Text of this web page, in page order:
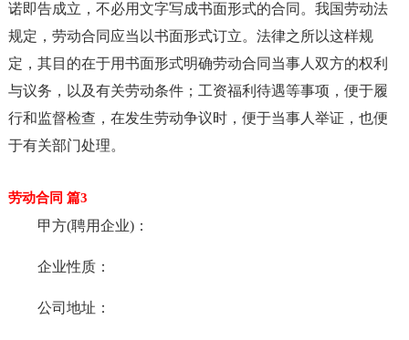
诺即告成立，不必用文字写成书面形式的合同。我国劳动法
规定，劳动合同应当以书面形式订立。法律之所以这样规
定，其目的在于用书面形式明确劳动合同当事人双方的权利
与议务，以及有关劳动条件；工资福利待遇等事项，便于履
行和监督检查，在发生劳动争议时，便于当事人举证，也便
于有关部门处理。
劳动合同 篇3
甲方(聘用企业)：
企业性质：
公司地址：